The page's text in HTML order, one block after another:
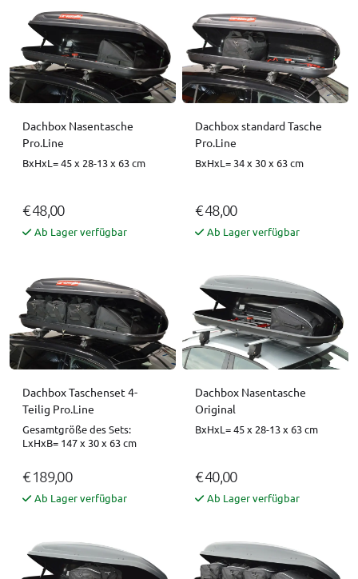
Dachbox Nasentasche
Pro.Line
BxHxL= 45 x 28-13 x 63 cm
€ 48,00
Ab Lager verfügbar
Dachbox standard Tasche
Pro.Line
BxHxL= 34 x 30 x 63 cm
€ 48,00
Ab Lager verfügbar
Dachbox Taschenset 4-
Teilig Pro.Line
Gesamtgröße des Sets:
LxHxB= 147 x 30 x 63 cm
€ 189,00
Ab Lager verfügbar
Dachbox Nasentasche
Original
BxHxL= 45 x 28-13 x 63 cm
€ 40,00
Ab Lager verfügbar